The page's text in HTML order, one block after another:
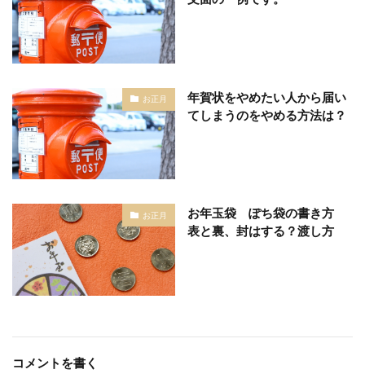
お正月
年賀状をやめたい人から届い
てしまうのをやめる方法は？
お正月
お年玉袋 ぽち袋の書き方
表と裏、封はする？渡し方
コメントを書く